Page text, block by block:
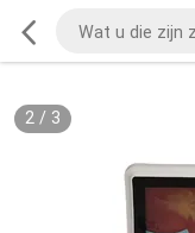
2/ 3